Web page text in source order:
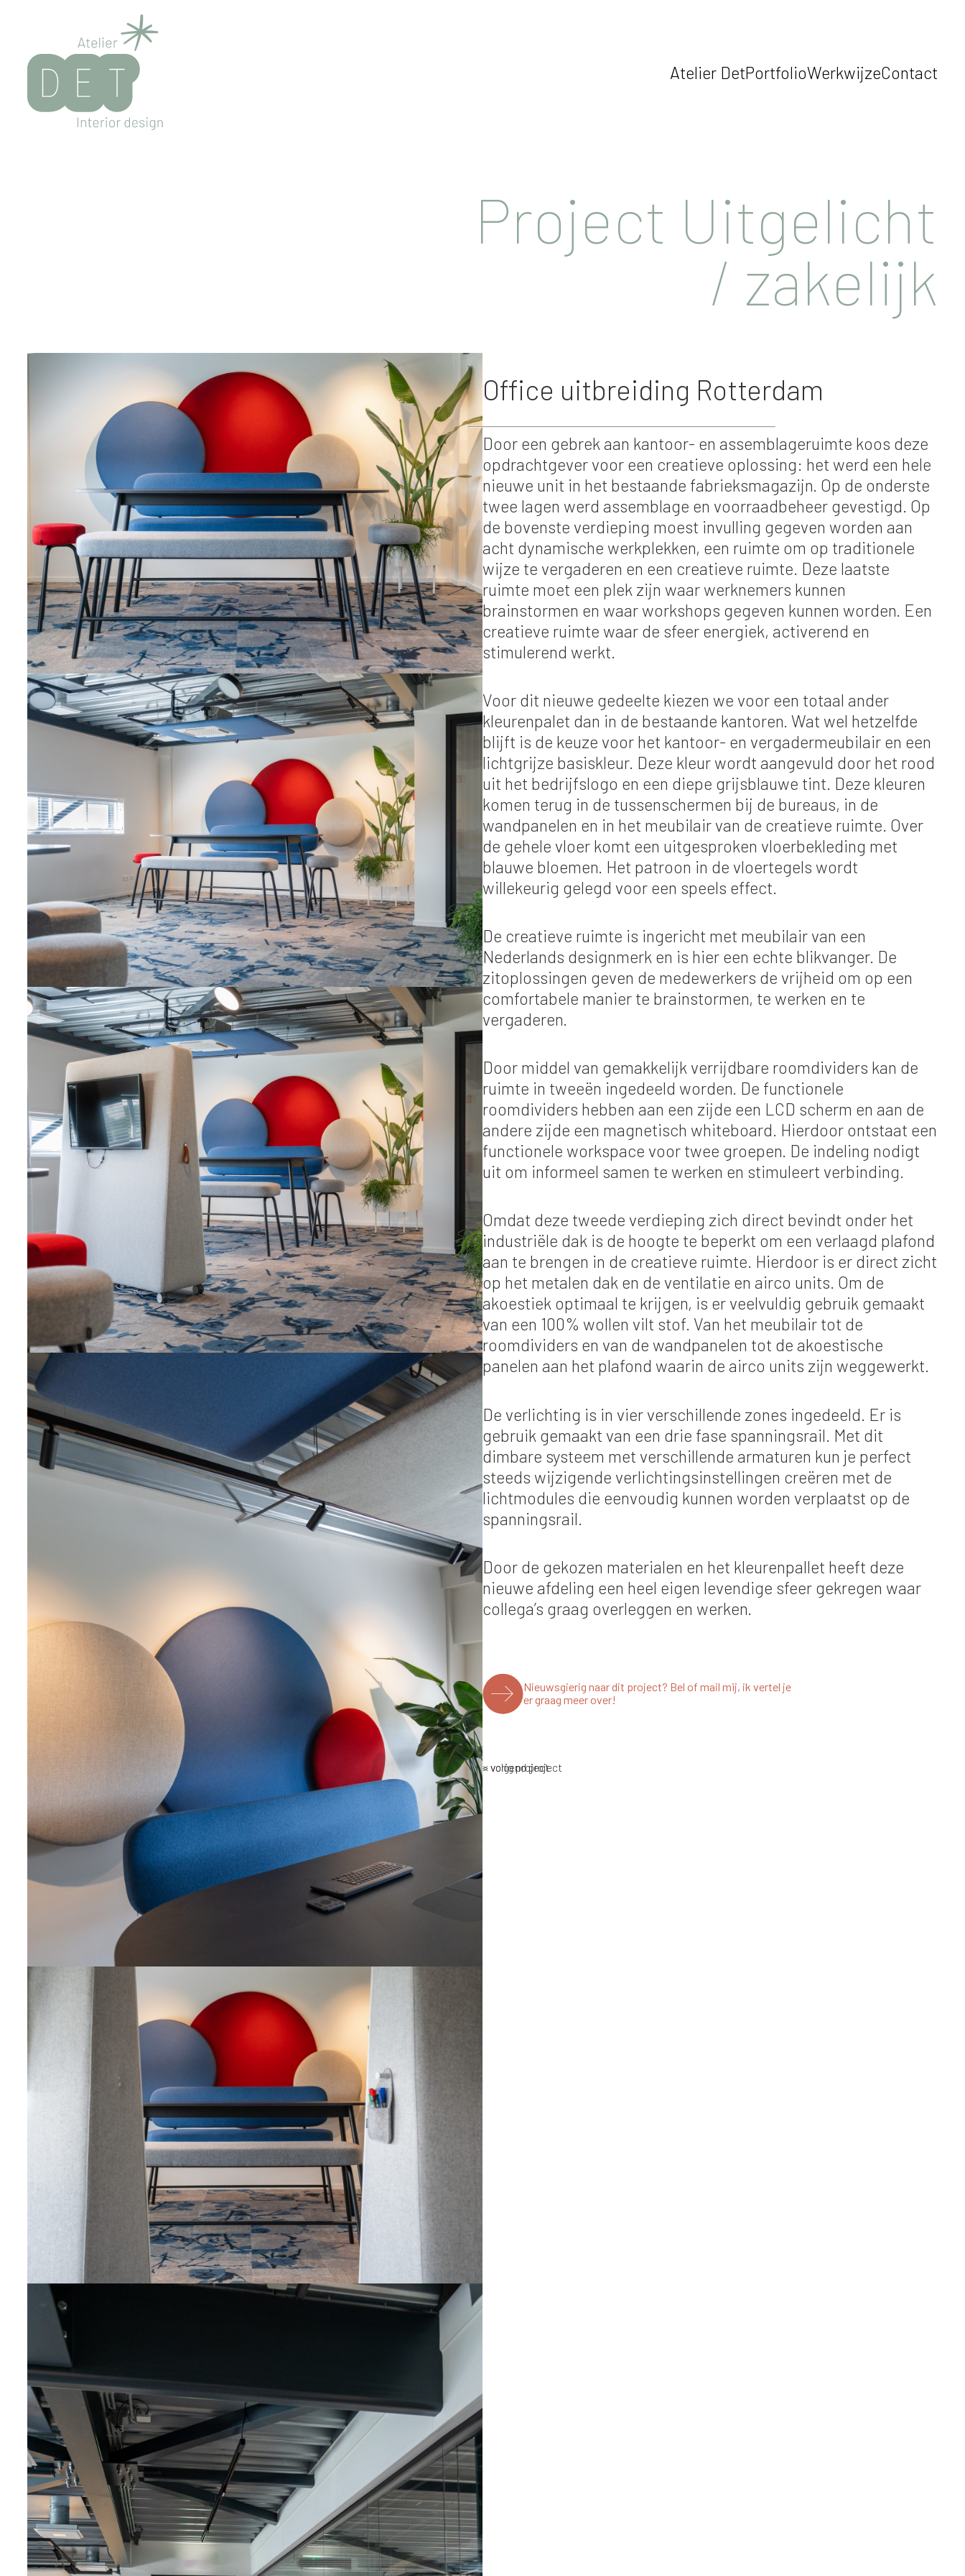
Atelier DetPortfolioWerkwijzeContact
Project Uitgelicht
/ zakelijk
Office uitbreiding Rotterdam
Door een gebrek aan kantoor- en assemblageruimte koos deze
opdrachtgever voor een creatieve oplossing: het werd een hele
nieuwe unit in het bestaande fabrieksmagazijn. Op de onderste
twee lagen werd assemblage en voorraadbeheer gevestigd. Op
de bovenste verdieping moest invulling gegeven worden aan
acht dynamische werkplekken, een ruimte om op traditionele
wijze te vergaderen en een creatieve ruimte. Deze laatste
ruimte moet een plek zijn waar werknemers kunnen
brainstormen en waar workshops gegeven kunnen worden. Een
creatieve ruimte waar de sfeer energiek, activerend en
stimulerend werkt.
Voor dit nieuwe gedeelte kiezen we voor een totaal ander
kleurenpalet dan in de bestaande kantoren. Wat wel hetzelfde
blijft is de keuze voor het kantoor- en vergadermeubilair en een
lichtgrijze basiskleur. Deze kleur wordt aangevuld door het rood
uit het bedrijfslogo en een diepe grijsblauwe tint. Deze kleuren
komen terug in de tussenschermen bij de bureaus, in de
wandpanelen en in het meubilair van de creatieve ruimte. Over
de gehele vloer komt een uitgesproken vloerbekleding met
blauwe bloemen. Het patroon in de vloertegels wordt
willekeurig gelegd voor een speels effect.
De creatieve ruimte is ingericht met meubilair van een
Nederlands designmerk en is hier een echte blikvanger. De
zitoplossingen geven de medewerkers de vrijheid om op een
comfortabele manier te brainstormen, te werken en te
vergaderen.
Door middel van gemakkelijk verrijdbare roomdividers kan de
ruimte in tweeën ingedeeld worden. De functionele
roomdividers hebben aan een zijde een LCD scherm en aan de
andere zijde een magnetisch whiteboard. Hierdoor ontstaat een
functionele workspace voor twee groepen. De indeling nodigt
uit om informeel samen te werken en stimuleert verbinding.
Omdat deze tweede verdieping zich direct bevindt onder het
industriële dak is de hoogte te beperkt om een verlaagd plafond
aan te brengen in de creatieve ruimte. Hierdoor is er direct zicht
op het metalen dak en de ventilatie en airco units. Om de
akoestiek optimaal te krijgen, is er veelvuldig gebruik gemaakt
van een 100% wollen vilt stof. Van het meubilair tot de
roomdividers en van de wandpanelen tot de akoestische
panelen aan het plafond waarin de airco units zijn weggewerkt.
De verlichting is in vier verschillende zones ingedeeld. Er is
gebruik gemaakt van een drie fase spanningsrail. Met dit
dimbare systeem met verschillende armaturen kun je perfect
steeds wijzigende verlichtingsinstellingen creëren met de
lichtmodules die eenvoudig kunnen worden verplaatst op de
spanningsrail.
Door de gekozen materialen en het kleurenpallet heeft deze
nieuwe afdeling een heel eigen levendige sfeer gekregen waar
collega’s graag overleggen en werken.
Nieuwsgierig naar dit project? Bel of mail mij, ik vertel je
er graag meer over!
< vorig project
> volgend project